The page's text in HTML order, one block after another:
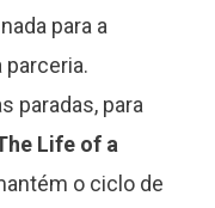
para a
parceria.
paradas, para
Life of a
o ciclo de